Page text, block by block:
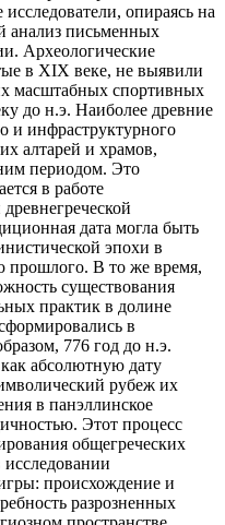
опираясь на
анализ письменных
Археологические
в XIX веке, не выявили
масштабных спортивных
до н.э. Наиболее древние
и инфраструктурного
алтарей и храмов,
периодом. Это
в работе
дата могла быть
эпохи в
прошлого. В то же время,
существования
практик в долине
в
776 год до н.э.
как абсолютную дату
рубеж их
в панэллинское
Этот процесс
общегреческих
происхождение и
разрозненных